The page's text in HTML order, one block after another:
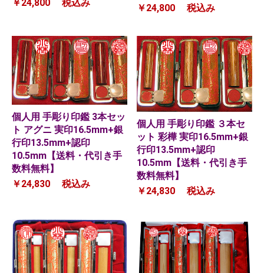
￥24,800 税込み
￥24,800 税込み
個人用 手彫り印鑑 3本セッ
ト アグニ 実印16.5mm+銀
行印13.5mm+認印
10.5mm【送料・代引き手
数料無料】
￥24,830
税込み
個人用 手彫り印鑑 ３本セ
ット 彩樺 実印16.5mm+銀
行印13.5mm+認印
10.5mm【送料・代引き手
数料無料】
￥24,830
税込み